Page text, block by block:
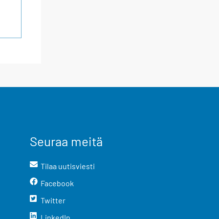
Seuraa meitä
Tilaa uutisviesti
Facebook
Twitter